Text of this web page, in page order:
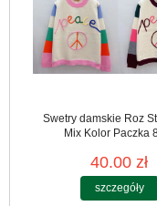
Swetry damskie Roz
Mix Kolor Paczka
40.00 zł
szczegóły